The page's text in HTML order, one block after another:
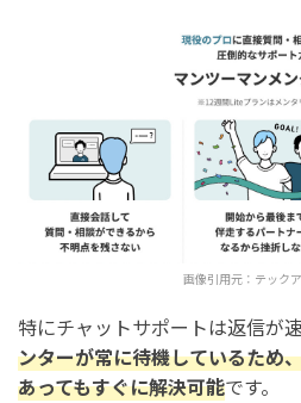
画像引用元： テック
特にチャットサポートは返信が速
ンターが常に待機しているため
あってもすぐに解決可能です。